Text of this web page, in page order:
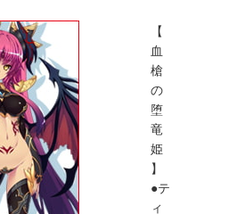
【
血
槍
の
堕
竜
姫
】
●テ
ィ